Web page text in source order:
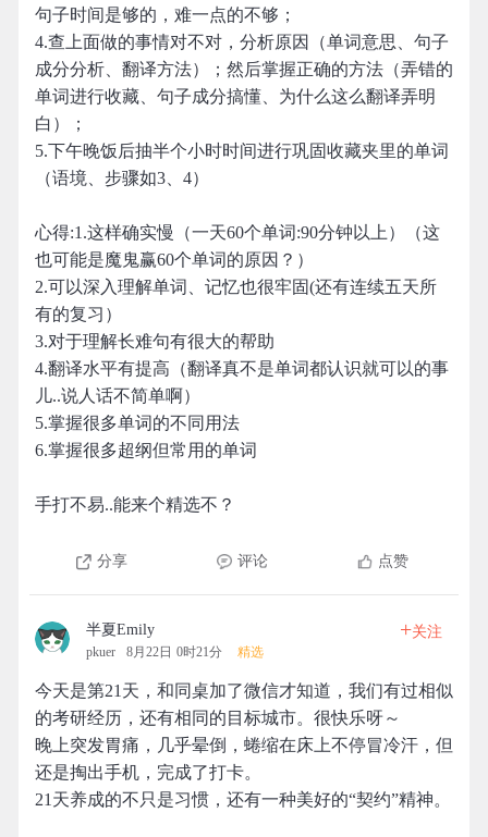
句子时间是够的，难一点的不够；
4.查上面做的事情对不对，分析原因（单词意思、句子
成分分析、翻译方法）；然后掌握正确的方法（弄错的
单词进行收藏、句子成分搞懂、为什么这么翻译弄明
白）；
5.下午晚饭后抽半个小时时间进行巩固收藏夹里的单词
（语境、步骤如3、4）
心得:1.这样确实慢（一天60个单词:90分钟以上）（这
也可能是魔鬼赢60个单词的原因？）
2.可以深入理解单词、记忆也很牢固(还有连续五天所
有的复习）
3.对于理解长难句有很大的帮助
4.翻译水平有提高（翻译真不是单词都认识就可以的事
儿..说人话不简单啊）
5.掌握很多单词的不同用法
6.掌握很多超纲但常用的单词
手打不易..能来个精选不？
分享 评论 点赞
半夏Emily
pkuer 8月22日 0时21分 精选
+关注
今天是第21天，和同桌加了微信才知道，我们有过相似
的考研经历，还有相同的目标城市。很快乐呀～
晚上突发胃痛，几乎晕倒，蜷缩在床上不停冒冷汗，但
还是掏出手机，完成了打卡。
21天养成的不只是习惯，还有一种美好的“契约”精神。